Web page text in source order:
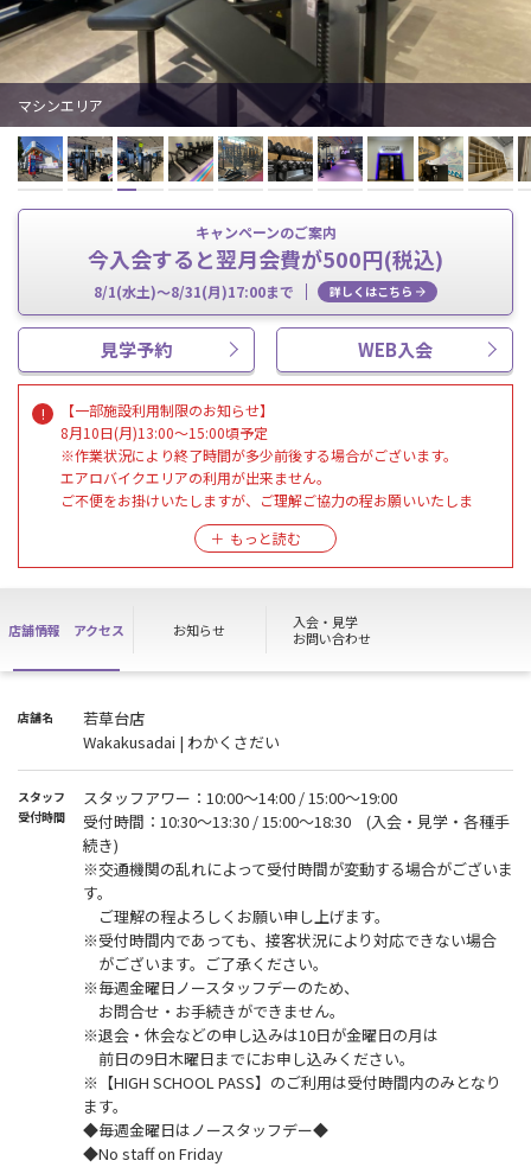
マシンエリア
キャンペーンのご案内
今入会すると翌月会費が500円(税込)
8/1(水土)～8/31(月)17:00まで 詳しくはこちら
見学予約 WEB入会
【一部施設利用制限のお知らせ】
8月10日(月)13:00～15:00頃予定
※作業状況により終了時間が多少前後する場合がございます。
エアロバイクエリアの利用が出来ません。
ご不便をお掛けいたしますが、ご理解ご協力の程お願いいたしま
＜お盆期間中のスタッフアワーについて＞
上記の期間はスタッフ不在となりご見学・ご入会等の各種お手続き
は行えません。
WEBでご入会いただいた方は、8月12日(水)18:30までに店頭で残り
のお手続きを完了させていただきますようお願いいたします。
ご不便をお掛けいたしますが、ご理解の程よろしくお願い申し上げ
ます。
※ 施設は通常通りご利用いただけます。
※ WEB入会の方は店頭でのお手続き完了後、施設をご利用いただけ
ます。
※『HIGH SCHOOL PASS』の方は上記の期間ご利用いただけませ
【利用者様へのお願い】
以下の行為は異臭・火災の原因となりますので固くお断りいたしま
・家庭ごみの持ち込み。
・飲食物空容器の廃棄。
・タバコの吸い殻(紙タバコ・電子タバコ問わず)の廃棄。
上記の行為につきましても規約退会の対象となります。
皆様が快適にご利用いただける施設作りにご協力をお願いいたしま
す。
店舗情報 アクセス お知らせ
入会・見学
お問い合わせ
店舗名
若草台店
Wakakusadai | わかくさだい
スタッフ
受付時間
スタッフアワー：10:00～14:00 / 15:00～19:00
受付時間：10:30～13:30 / 15:00～18:30 (入会・見学・各種手
続き)
※交通機関の乱れによって受付時間が変動する場合がございま
す。
ご理解の程よろしくお願い申し上げます。
※受付時間内であっても、接客状況により対応できない場合
がございます。ご了承ください。
※毎週金曜日ノースタッフデーのため、
お問合せ・お手続きができません。
※退会・休会などの申し込みは10日が金曜日の月は
前日の9日木曜日までにお申し込みください。
※【HIGH SCHOOL PASS】のご利用は受付時間内のみとなり
ます。
◆毎週金曜日はノースタッフデー◆
◆No staff on Friday